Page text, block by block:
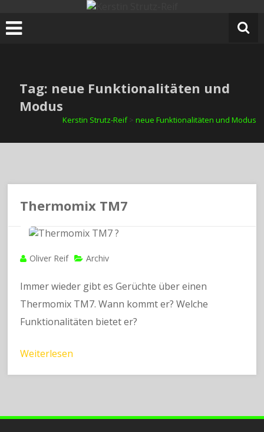
Inhalt
springen
Tag: neue Funktionalitäten und
Modus
Kerstin Strutz-Reif> neue Funktionalitäten und Modus
Thermomix TM7
Oliver Reif Archiv
Immer wieder gibt es Gerüchte über einen
Thermomix TM7. Wann kommt er? Welche
Funktionalitäten bietet er?
Weiterlesen